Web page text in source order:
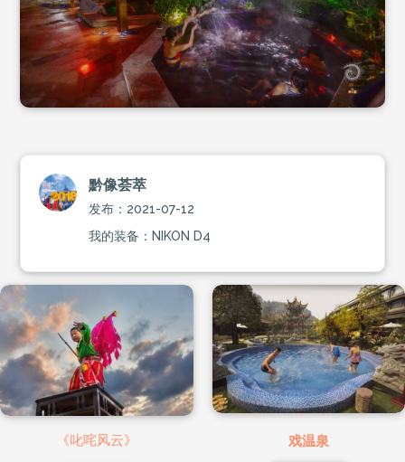
黔像荟萃
发布：2021-07-12
我的装备：NIKON D4
《叱咤风云》 戏温泉